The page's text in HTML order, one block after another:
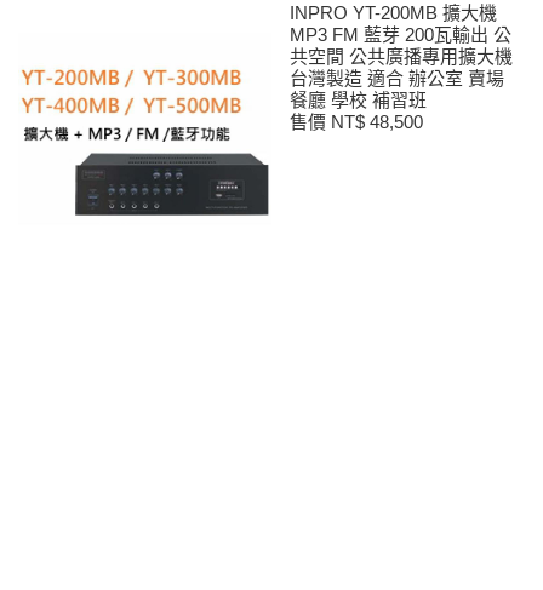
INPRO YT-200MB 擴大機
MP3 FM 藍芽 200瓦輸出 公
共空間 公共廣播專用擴大機
台灣製造 適合 辦公室 賣場
餐廳 學校 補習班
售價 NT$ 48,500